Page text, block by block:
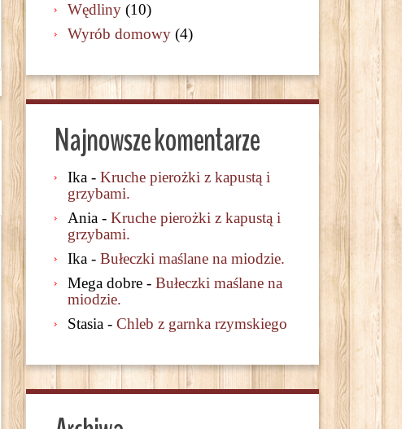
Wędliny (10)
Wyrób domowy (4)
Najnowsze komentarze
Ika - Kruche pierożki z kapustą i
grzybami.
Ania - Kruche pierożki z kapustą i
grzybami.
Ika - Bułeczki maślane na miodzie.
Mega dobre - Bułeczki maślane na
miodzie.
Stasia - Chleb z garnka rzymskiego